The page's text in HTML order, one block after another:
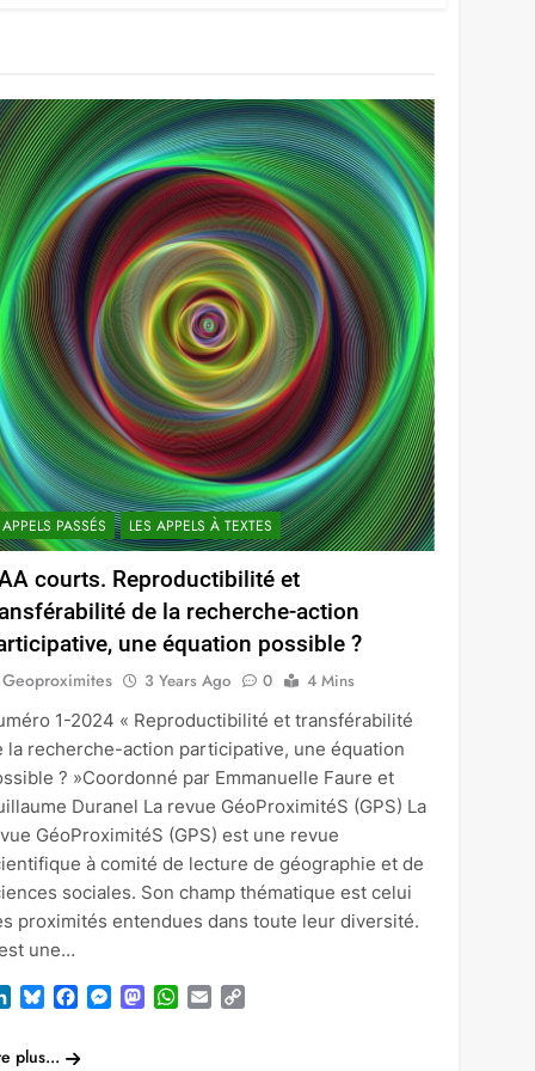
APPELS PASSÉS LES APPELS À TEXTES
courts. Reproductibilité et
de la recherche-action
une équation possible ?
Geoproximites 3 Years Ago 0
4 Mins
1-2024 « Reproductibilité et transférabilité
la recherche-action participative, une équation
? »Coordonné par Emmanuelle Faure et
Duranel La revue GéoProximitéS (GPS) La
GéoProximitéS (GPS) est une revue
à comité de lecture de géographie et de
sociales. Son champ thématique est celui
proximités entendues dans toute leur diversité.
une…
LinkedInBlueskyFacebook
Messenger
Mastodon
WhatsApp
Email
plus...